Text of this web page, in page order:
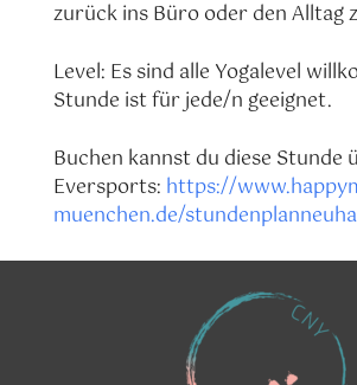
zurück ins Büro oder den Alltag
Level: Es sind alle Yogalevel
Stunde ist für jede/n geeignet.
Buchen kannst du diese Stunde
Eversports: https://
muenchen.de/